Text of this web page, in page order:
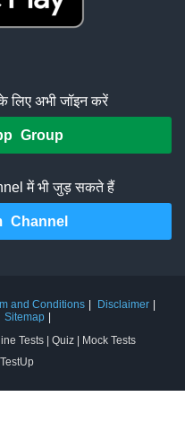
लिए अभी जॉइन करें
Group
में भी जुड़ सकते हैं
Channel
and Conditions
Disclaimer
Sitemap
Tests | Quiz | Mock Tests
TestUp